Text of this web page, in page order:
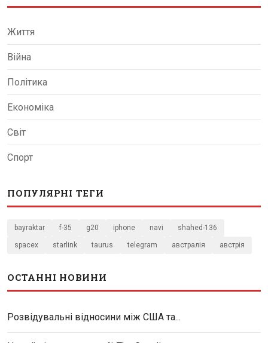
Життя
Війна
Політика
Економіка
Світ
Спорт
ПОПУЛЯРНІ ТЕГИ
bayraktar f-35 g20 iphone navi shahed-136
spacex starlink taurus telegram австралія австрія
ОСТАННІ НОВИНИ
Розвідувальні відносини між США та...